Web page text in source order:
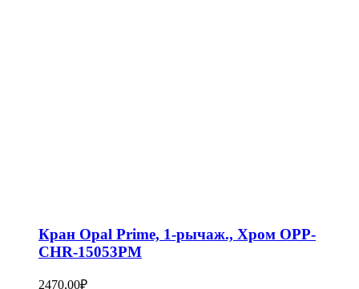
Кран Opal Prime, 1-рычаж., Хром OPP-
CHR-15053PM
2470,00₽